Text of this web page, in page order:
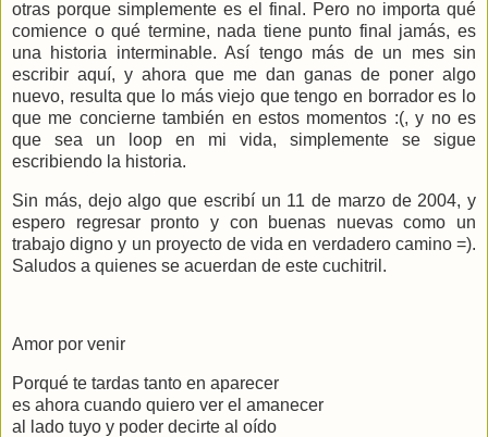
otras porque simplemente es el final. Pero no importa qué
comience o qué termine, nada tiene punto final jamás, es
una historia interminable. Así tengo más de un mes sin
escribir aquí, y ahora que me dan ganas de poner algo
nuevo, resulta que lo más viejo que tengo en borrador es lo
que me concierne también en estos momentos :(, y no es
que sea un loop en mi vida, simplemente se sigue
escribiendo la historia.
Sin más, dejo algo que escribí un 11 de marzo de 2004, y
espero regresar pronto y con buenas nuevas como un
trabajo digno y un proyecto de vida en verdadero camino =).
Saludos a quienes se acuerdan de este cuchitril.
Amor por venir
Porqué te tardas tanto en aparecer
es ahora cuando quiero ver el amanecer
al lado tuyo y poder decirte al oído